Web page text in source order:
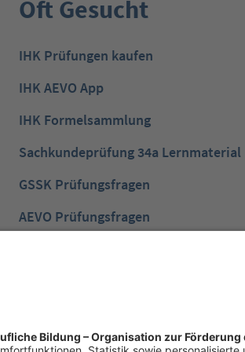
Oft Gesucht
IHK Prüfungen kaufen
IHK AEVO App
IHK Formelsammlung
Sachkundeprüfung 34a Lernmaterial
GSSK Prüfungsfragen
AEVO Prüfungsfragen
NTG Industriemeister